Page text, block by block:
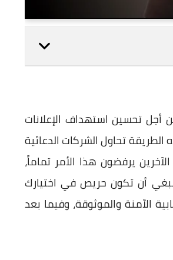
أجل تحسين استهداف الإعلانات
تحاول الشركات الدعائية
يرفضون هذا الأمر تماماً،
أن تكون حريص في اختيارك
مجاناً من الخدمات السحابية الآمنة والموثوقة، وفيما بعد